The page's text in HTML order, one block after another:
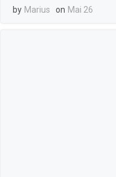
by Marius on Mai 26